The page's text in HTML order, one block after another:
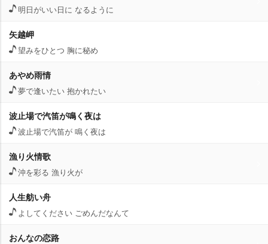
明日がいい日に なるように
矢越岬
望みをひとつ 胸に秘め
あやめ雨情
夢で逢いたい 抱かれたい
波止場で汽笛が鳴く夜は
波止場で汽笛が 鳴く夜は
漁り火情歌
沖を彩る 漁り火が
人生舫い舟
よしてください ごめんだなんて
おんなの恋路